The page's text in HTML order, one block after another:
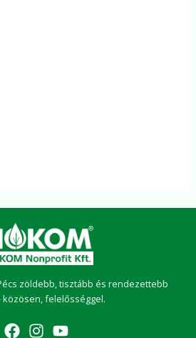
zöldebb, tisztább és rendezettebb
közösen, felelősséggel.